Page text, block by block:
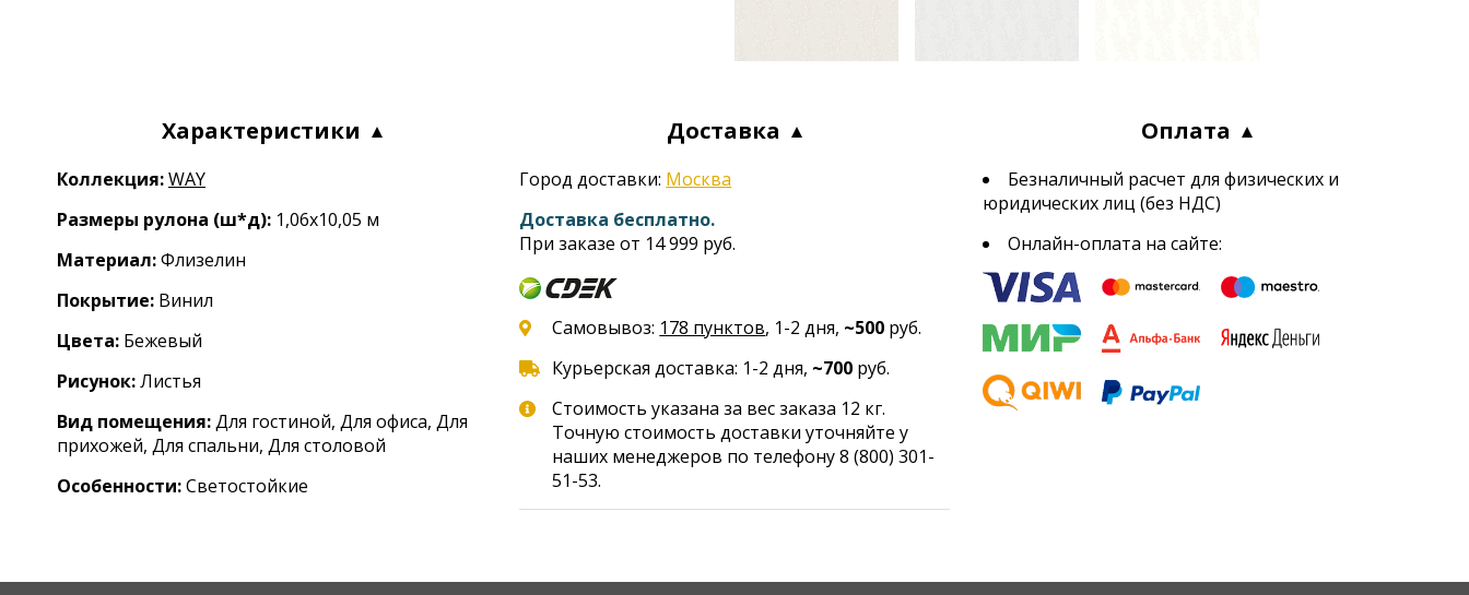
Характеристики
Коллекция:WAY
Размеры рулона (ш*д): 1,06x10,05 м
Материал:Флизелин
Покрытие: Винил
Цвета: Бежевый
Рисунок:Листья
Вид помещения:Для гостиной, Для офиса, Для
прихожей, Для спальни, Для столовой
Особенности:Светостойкие
Доставка
Город доставки: Москва
Доставка бесплатно.
При заказе от 14 999 руб.
Самовывоз: 178 пунктов, 1-2 дня, ~500 руб.
Курьерская доставка: 1-2 дня, ~700 руб.
Стоимость указана за вес заказа 12 кг.
Точную стоимость доставки уточняйте у
наших менеджеров по телефону8 (800) 301-
51-53.
Оплата
Безналичный расчет для физических и
юридических лиц (без НДС)
Онлайн-оплата на сайте: